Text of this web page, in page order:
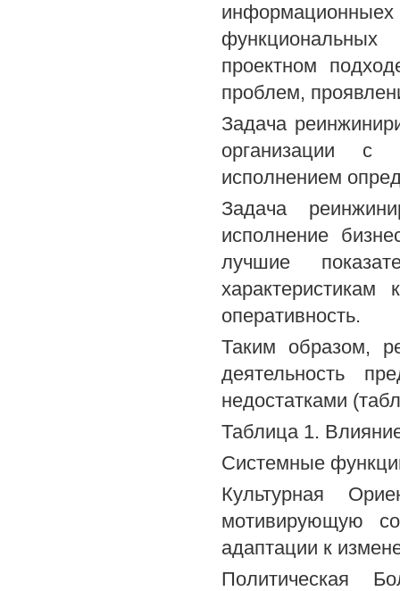
проектном
проблем,
Задача
организации с
исполнением
Задача
исполнение
лучшие
оперативность.
Таким образом,
деятельность
недостатками
Таблица 1.
Системные
Культурная
мотивирующую
адаптации к
Политическая